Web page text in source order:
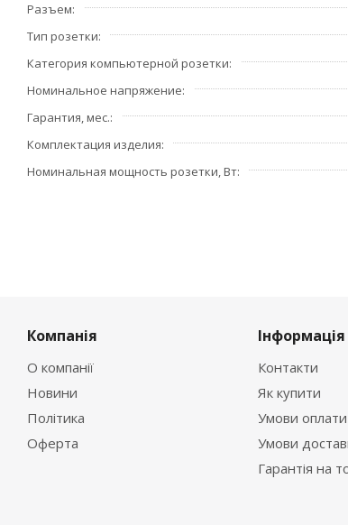
Разъем
Тип розетки
Категория компьютерной розетки
Номинальное напряжение
Гарантия, мес.
Комплектация изделия
Номинальная мощность розетки, Вт
Компанія
О компанії
Новини
Політика
Оферта
Інформація
Контакти
Як купити
Умови оплати
Умови
Гарантія на